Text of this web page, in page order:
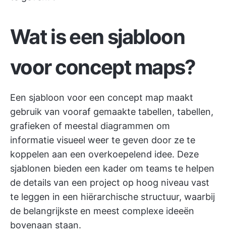
Wat is een sjabloon
voor concept maps?
Een sjabloon voor een concept map maakt
gebruik van vooraf gemaakte tabellen, tabellen,
grafieken of meestal diagrammen om
informatie visueel weer te geven door ze te
koppelen aan een overkoepelend idee. Deze
sjablonen bieden een kader om teams te helpen
de details van een project op hoog niveau vast
te leggen in een hiërarchische structuur, waarbij
de belangrijkste en meest complexe ideeën
bovenaan staan.